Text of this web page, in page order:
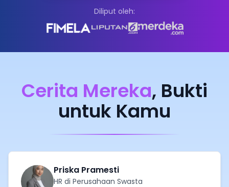
Diliput oleh:
Cerita Mereka, Bukti
untuk Kamu
Priska Pramesti
HR di Perusahaan Swasta